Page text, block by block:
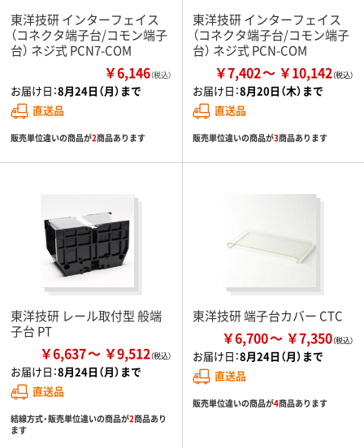
東洋技研 インターフェイス
（コネクタ端子台/コモン端子
台） ネジ式 PCN7-COM
￥6,146（税込）
お届け日：8月24日（月）まで
直送品
販売単位違いの商品が2商品あります
東洋技研 インターフェイス
（コネクタ端子台/コモン端子
台） ネジ式 PCN-COM
￥7,402 ￥10,142
お届け日：8月20日（木）まで
直送品
販売単位違いの商品が3商品あります
東洋技研 レール取付型 般端
子台 PT
￥6,637 ￥9,512
お届け日：8月24日（月）まで
直送品
結線方式・販売単位違いの商品が2商品あり
ます
東洋技研 端子台カバー CTC
￥6,700 ￥7,350
お届け日：8月24日（月）まで
直送品
販売単位違いの商品が4商品あります